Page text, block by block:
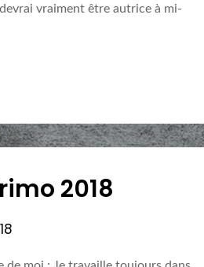
vraiment être autrice à mi-
2018